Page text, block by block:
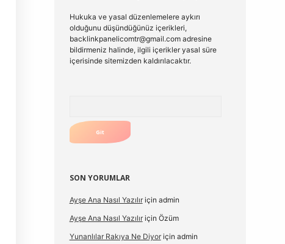
Hukuka ve yasal düzenlemelere aykırı
olduğunu düşündüğünüz içerikleri,
backlinkpanelicomtr@gmail.comadresine
bildirmeniz halinde, ilgili içerikler yasal süre
içerisinde sitemizden kaldırılacaktır.
SON YORUMLAR
Ayşe Ana Nasıl Yazılıriçin admin
Ayşe Ana Nasıl Yazılıriçin Özüm
Yunanlılar Rakıya Ne Diyoriçin admin